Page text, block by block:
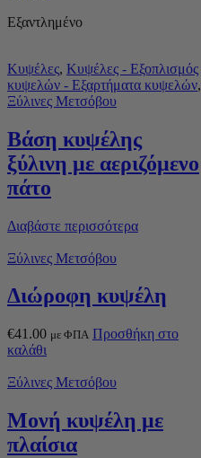
Εξαντλημένο
Κυψέλες, Κυψέλες - Εξοπλισμός
κυψελών - Εξαρτήματα κυψελών,
Ξύλινες Μετσόβου
Βάση κυψέλης
ξύλινη με αεριζόμενο
πάτο
Διαβάστε περισσότερα
Ξύλινες Μετσόβου
Διώροφη κυψέλη
€41.00 με ΦΠΑ Προσθήκη στο
καλάθι
Ξύλινες Μετσόβου
Μονή κυψέλη με
πλαίσια